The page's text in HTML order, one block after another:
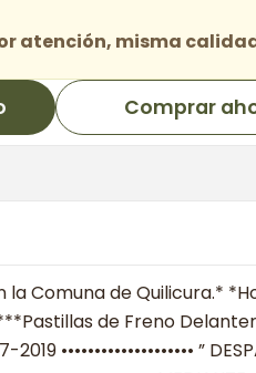
atención, misma
Comprar
la Comuna de Quilicura.*
de Freno
”